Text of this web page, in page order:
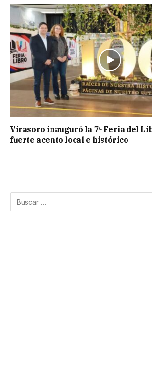
Virasoro inauguró la 7ª Feria del
fuerte acento local e histórico